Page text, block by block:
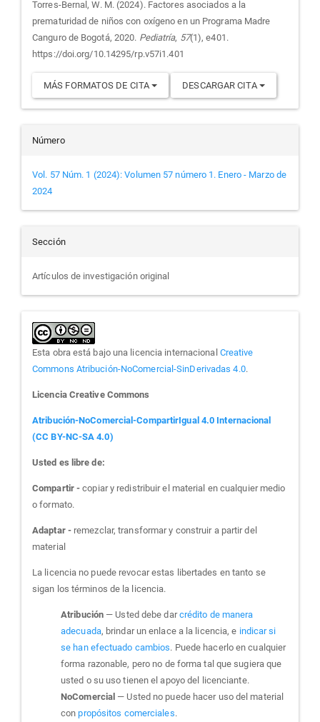
artículo
Torres-Bernal, W. M. (2024). Factores asociados a la
prematuridad de niños con oxígeno en un Programa Madre
Canguro de Bogotá, 2020. Pediatría, 57(1), e401.
https://doi.org/10.14295/rp.v57i1.401
MÁS FORMATOS DE CITA DESCARGAR CITA
Número
Vol. 57 Núm. 1 (2024): Volumen 57 número 1. Enero - Marzo de
2024
Sección
Artículos de investigación original
Esta obra está bajo una licencia internacional Creative
Commons Atribución-NoComercial-SinDerivadas 4.0.
Licencia Creative Commons
Atribución-NoComercial-CompartirIgual 4.0 Internacional
(CC BY-NC-SA 4.0)
Usted es libre de:
Compartir -copiar y redistribuir el material en cualquier medio
o formato.
Adaptar -remezclar, transformar y construir a partir del
material
La licencia no puede revocar estas libertades en tanto se
sigan los términos de la licencia.
Atribución — Usted debe darcrédito de manera
adecuada, brindar un enlace a la licencia, e indicar si
se han efectuado cambios. Puede hacerlo en cualquier
forma razonable, pero no de forma tal que sugiera que
usted o su uso tienen el apoyo del licenciante.
NoComercial — Usted no puede hacer uso del material
conpropósitos comerciales.